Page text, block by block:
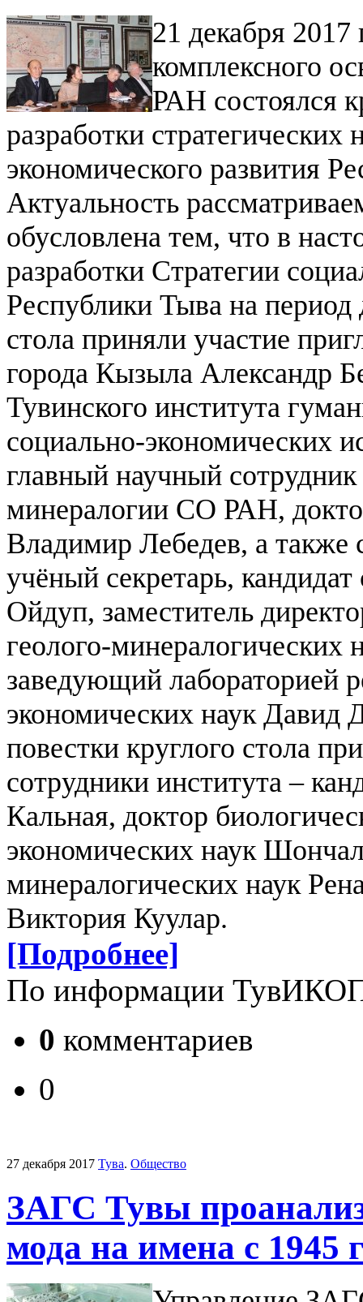
21 декабря 2017
комплексного
РАН состоялся
разработки
экономического развития
Актуальность
обусловлена тем, что в
разработки Стратегии
Республики Тыва на период
стола приняли участие
города Кызыла Александр
Тувинского института
социально-экономических
главный научный
минералогии СО РАН,
Владимир Лебедев, а
учёный секретарь,
Ойдуп, заместитель
геолого-
заведующий лабораторией
экономических наук Давид
повестки круглого стола
сотрудники института –
Кальная, доктор
экономических наук
минералогических наук
Виктория Куулар.
[Подробнее]
По информации
0 комментариев
0
27 декабря 2017 Тува. Общество
ЗАГС Тувы
мода на имена с 1945